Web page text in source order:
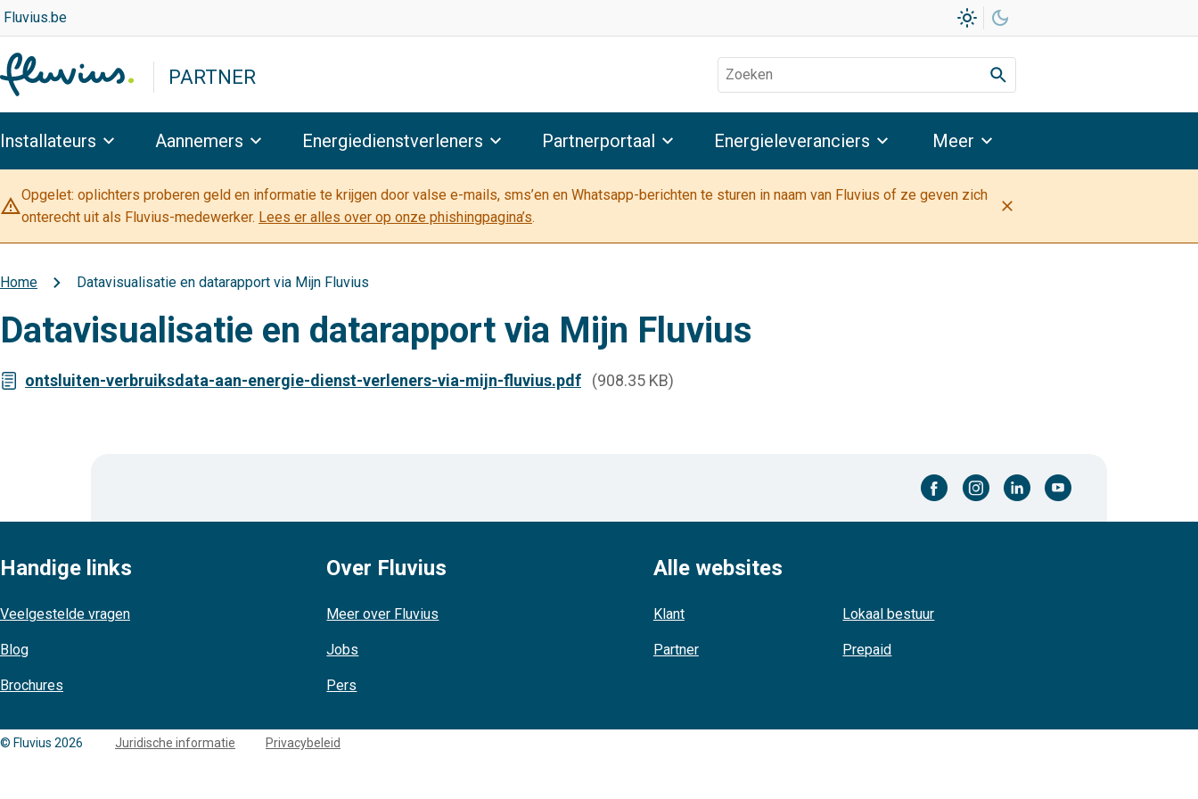
Overslaan
en
naar
de
inhoud
gaan
Top
navigation
Partner
Fluvius.be light_mode dark_mode
PARTNER
Zoeken
Installateurs Aannemers Energiedienstverleners Partnerportaal Energieleveranciers Meer
warning_amber
Opgelet: oplichters proberen geld en informatie te krijgen door valse e-mails, sms’en en Whatsapp-berichten te sturen in naam van Fluvius of ze geven zich
onterecht uit als Fluvius-medewerker. Lees er alles over op onze phishingpagina’s.
close
Kruimelpad
Home Datavisualisatie en datarapport via Mijn Fluvius
Datavisualisatie en datarapport via Mijn Fluvius
ontsluiten-verbruiksdata-aan-energie-dienst-verleners-via-mijn-fluvius.pdf (908.35 KB)
facebook-cirkel instagram-cirkel linkedin-cirkel youtube-cirkel
Handige links
Veelgestelde vragen
Blog
Brochures
Over Fluvius
Meer over Fluvius
Jobs
Pers
Alle websites
Klant
Partner
Lokaal bestuur
Prepaid
© Fluvius 2026
Copyright
Juridische informatie Privacybeleid